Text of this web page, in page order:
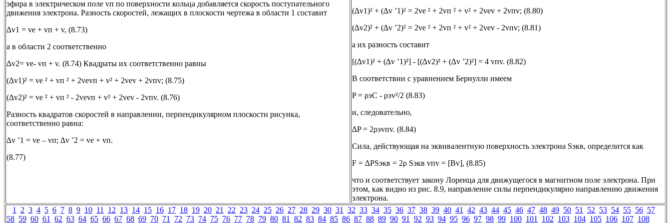
эфира в электрическом поле vп по поверхности кольца добавляется скорость поступательного
движения электрона. Разность скоростей, лежащих в плоскости чертежа в области 1 составит
∆v1 = vе + vп + v, (8.73)
а в области 2 соответственно
∆v2= vе- vп + v. (8.74) Квадраты их соответственно равны
(∆v1)² = vе ² + vп ² + 2vеvп + v² + 2vеv + 2vпv; (8.75)
(∆v2)² = vе ² + vп ² - 2vеvп + v² + 2vеv - 2vпv. (8.76)
Разность квадратов скоростей в направлении, перпендикулярном плоскости рисунка,
соответственно равна:
∆v ’1 = vе – vп; ∆v ’2 = vе + vп.
(8.77)
(∆v1)² + (∆v ’1)² = 2vе ² + 2vп ² + v² + 2vеv + 2vпv; (8.80)
(∆v2)² + (∆v ’2)² = 2vе ² + 2vп ² + v² + 2vеv - 2vпv; (8.81)
а их разность составит
[(∆v1)² + (∆v ’1)²] - [(∆v2)² + (∆v ’2)²] = 4 vпv. (8.82)
В соответствии с уравнением Бернулли имеем
P = ρэС - ρэv²/2 (8.83)
и, следовательно,
∆P = 2ρэvпv. (8.84)
Сила, действующая на эквивалентную поверхность электрона Sэкв, определится как
F = ∆PSэкв = 2ρ Sэкв vпv = [Bv], (8.85)
что и соответствует закону Лоренца для движущегося в магнитном поле электрона. При
этом, как видно из рис. 8.9, направление силы перпендикулярно направлению движения
электрона.
1 2 3 4 5 6 7 8 9 10 11 12 13 14 15 16 17 18 19 20 21 22 23 24 25 26 27 28 29 30 31 32 33 34 35 36 37 38 39 40 41 42 43 44 45 46 47 48 49 50 51 52 53 54 55 56 57
58 59 60 61 62 63 64 65 66 67 68 69 70 71 72 73 74 75 76 77 78 79 80 81 82 83 84 85 86 87 88 89 90 91 92 93 94 95 96 97 98 99 100 101 102 103 104 105 106 107 108